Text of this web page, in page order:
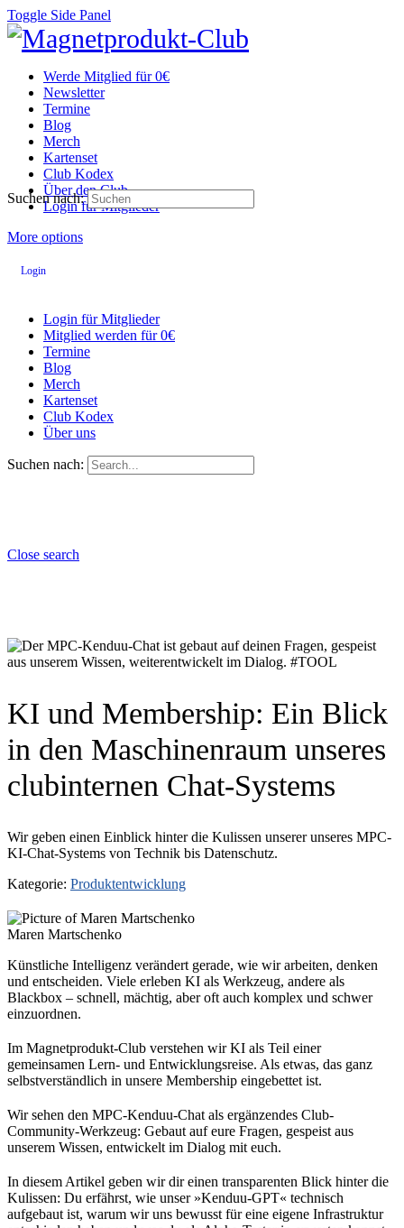
Toggle Side Panel
Werde Mitglied für 0€
Newsletter
Termine
Blog
Merch
Kartenset
Club Kodex
Über den Club
Login für Mitglieder
More options
Login
Suchen nach:
Login für Mitglieder
Mitglied werden für 0€
Termine
Blog
Merch
Kartenset
Club Kodex
Über uns
Suchen nach:
Close search
KI und Membership: Ein Blick
in den Maschinenraum unseres
clubinternen Chat-Systems
Wir geben einen Einblick hinter die Kulissen unserer unseres MPC-
KI-Chat-Systems von Technik bis Datenschutz.
Kategorie: Produktentwicklung
Maren Martschenko
Künstliche Intelligenz verändert gerade, wie wir arbeiten, denken
und entscheiden. Viele erleben KI als Werkzeug, andere als
Blackbox – schnell, mächtig, aber oft auch komplex und schwer
einzuordnen.
Im Magnetprodukt-Club verstehen wir KI als Teil einer
gemeinsamen Lern- und Entwicklungsreise. Als etwas, das ganz
selbstverständlich in unsere Membership eingebettet ist.
Wir sehen den MPC-Kenduu-Chat als ergänzendes Club-
Community-Werkzeug: Gebaut auf eure Fragen, gespeist aus
unserem Wissen, entwickelt im Dialog mit euch.
In diesem Artikel geben wir dir einen transparenten Blick hinter die
Kulissen: Du erfährst, wie unser »Kenduu-GPT« technisch
aufgebaut ist, warum wir uns bewusst für eine eigene Infrastruktur